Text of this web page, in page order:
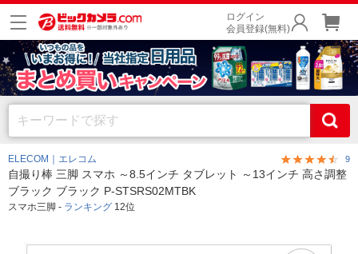
ログイン
会員登録(無料)
ELECOM｜エレコム 9
自撮り棒 三脚 スマホ ～8.5インチ タブレット ～13インチ 高さ調整
ブラック ブラック P-STSRS02MTBK
スマホ三脚 - ランキング 12位